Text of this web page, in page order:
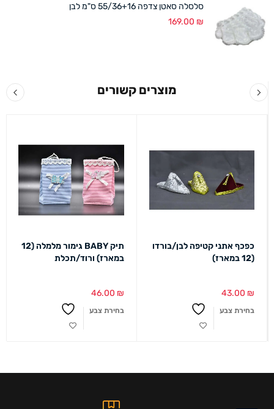
סלסלה סאטן צדפה 55/36+16 ס"מ לבן
169.00 ₪
מוצרים קשורים
כפכף אתני קטיפה לבן/בורדו
(12 במארז)
43.00 ₪
בחירת צבע
תיק BABY גימור מלמלה (12
במארז) ורוד/תכלת
46.00 ₪
בחירת צבע